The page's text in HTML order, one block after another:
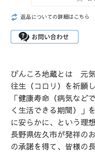
返品についての詳細はこちら
ぴんころ地蔵とは 元
往生（コロリ）を祈願
「健康寿命（病気など
く生活できる期間）」
に安らかに、という理
長野県佐久市が発祥の
の承諾を得て、皆様の